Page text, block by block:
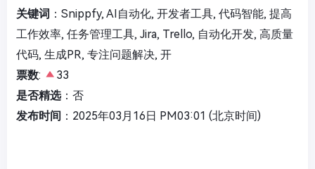
关键词 ：Snippfy, AI自动化, 开发者工具, 代码智能, 提高
工作效率, 任务管理工具, Jira, Trello, 自动化开发, 高质量
代码, 生成PR, 专注问题解决, 开
票数:
33
是否精选：否
发布时间 ：2025年03月16日 PM03:01 (北京时间)